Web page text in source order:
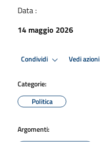
Data :
14 maggio 2026
Condividi Vedi azioni
Categorie:
Politica
Argomenti: